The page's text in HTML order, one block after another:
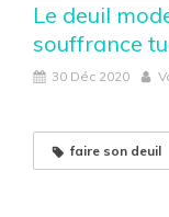
Le deuil
souffrance
30 Déc 2020
faire son deuil